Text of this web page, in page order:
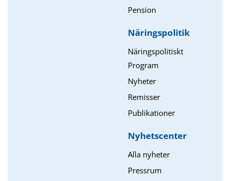
Pension
Näringspolitik
Näringspolitiskt
Program
Nyheter
Remisser
Publikationer
Nyhetscenter
Alla nyheter
Pressrum